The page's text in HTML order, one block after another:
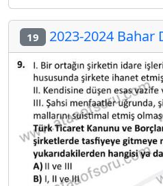
19 2023-2024 Bahar